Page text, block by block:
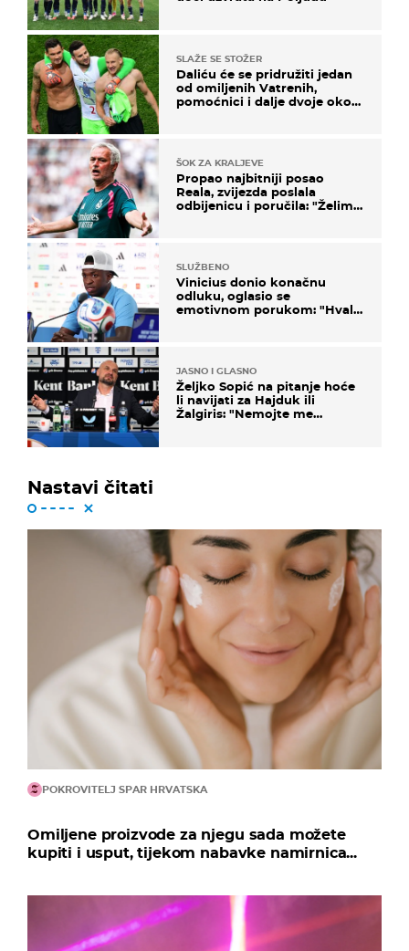
SLAŽE SE STOŽER
Daliću će se pridružiti jedan
od omiljenih Vatrenih,
pomoćnici i dalje dvoje oko
ŠOK ZA KRALJEVE
Propao najbitniji posao
Reala, zvijezda poslala
odbijenicu i poručila: "Želim
SLUŽBENO
Vinicius donio konačnu
odluku, oglasio se
emotivnom porukom: "Hvala
JASNO I GLASNO
Željko Sopić na pitanje hoće
li navijati za Hajduk ili
Žalgiris: "Nemojte me
Nastavi čitati
POKROVITELJ SPAR HRVATSKA
Omiljene proizvode za njegu sada možete
kupiti i usput, tijekom nabavke namirnica...